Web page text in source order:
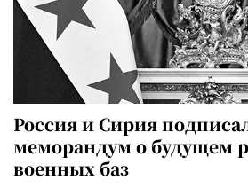
Россия и Сирия
меморандум о будущем
военных баз